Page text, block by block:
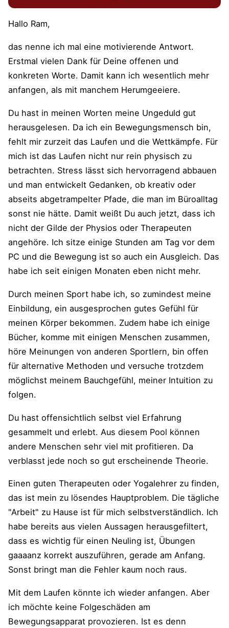
Hallo Ram,
das nenne ich mal eine motivierende Antwort.
Erstmal vielen Dank für Deine offenen und
konkreten Worte. Damit kann ich wesentlich mehr
anfangen, als mit manchem Herumgeeiere.
Du hast in meinen Worten meine Ungeduld gut
herausgelesen. Da ich ein Bewegungsmensch bin,
fehlt mir zurzeit das Laufen und die Wettkämpfe. Für
mich ist das Laufen nicht nur rein physisch zu
betrachten. Stress lässt sich hervorragend abbauen
und man entwickelt Gedanken, ob kreativ oder
abseits abgetrampelter Pfade, die man im Büroalltag
sonst nie hätte. Damit weißt Du auch jetzt, dass ich
nicht der Gilde der Physios oder Therapeuten
angehöre. Ich sitze einige Stunden am Tag vor dem
PC und die Bewegung ist so auch ein Ausgleich. Das
habe ich seit einigen Monaten eben nicht mehr.
Durch meinen Sport habe ich, so zumindest meine
Einbildung, ein ausgesprochen gutes Gefühl für
meinen Körper bekommen. Zudem habe ich einige
Bücher, komme mit einigen Menschen zusammen,
höre Meinungen von anderen Sportlern, bin offen
für alternative Methoden und versuche trotzdem
möglichst meinem Bauchgefühl, meiner Intuition zu
folgen.
Du hast offensichtlich selbst viel Erfahrung
gesammelt und erlebt. Aus diesem Pool können
andere Menschen sehr viel mit profitieren. Da
verblasst jede noch so gut erscheinende Theorie.
Einen guten Therapeuten oder Yogalehrer zu finden,
das ist mein zu lösendes Hauptproblem. Die tägliche
"Arbeit" zu Hause ist für mich selbstverständlich. Ich
habe bereits aus vielen Aussagen herausgefiltert,
dass es wichtig für einen Neuling ist, Übungen
gaaaanz korrekt auszuführen, gerade am Anfang.
Sonst bringt man die Fehler kaum noch raus.
Mit dem Laufen könnte ich wieder anfangen. Aber
ich möchte keine Folgeschäden am
Bewegungsapparat provozieren. Ist es denn